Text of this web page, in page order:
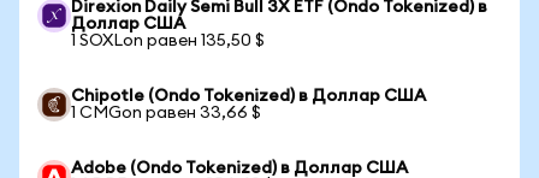
Direxion Daily Semi Bull 3X ETF (Ondo Tokenized) в
Доллар США
1 SOXLon равен 135,50 $
Chipotle (Ondo Tokenized) в Доллар США
1 CMGon равен 33,66 $
Adobe (Ondo Tokenized) в Доллар США